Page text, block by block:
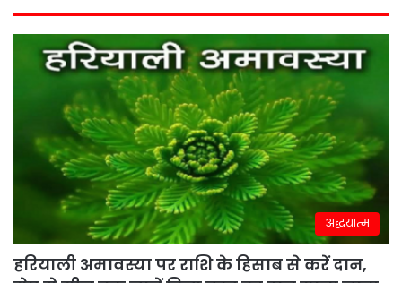
अद्धयात्म
हरियाली अमावस्या पर राशि के हिसाब से करें दान,